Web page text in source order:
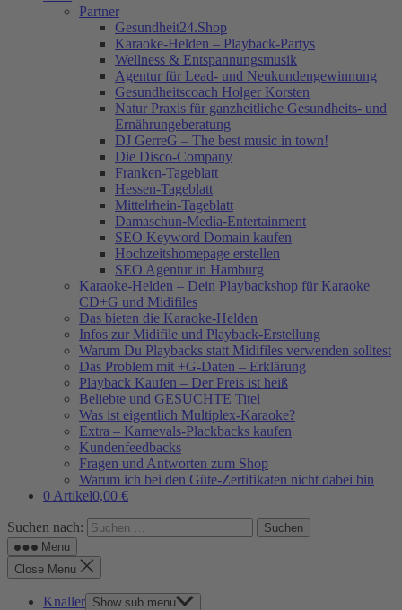
Partner
Gesundheit24.Shop
Karaoke-Helden – Playback-Partys
Wellness & Entspannungsmusik
Agentur für Lead- und Neukundengewinnung
Gesundheitscoach Holger Korsten
Natur Praxis für ganzheitliche Gesundheits- und
Ernährungeberatung
DJ GerreG – The best music in town!
Die Disco-Company
Franken-Tageblatt
Hessen-Tageblatt
Mittelrhein-Tageblatt
Damaschun-Media-Entertainment
SEO Keyword Domain kaufen
Hochzeitshomepage erstellen
SEO Agentur in Hamburg
Karaoke-Helden – Dein Playbackshop für Karaoke
CD+G und Midifiles
Das bieten die Karaoke-Helden
Infos zur Midifile und Playback-Erstellung
Warum Du Playbacks statt Midifiles verwenden solltest
Das Problem mit +G-Daten – Erklärung
Playback Kaufen – Der Preis ist heiß
Beliebte und GESUCHTE Titel
Was ist eigentlich Multiplex-Karaoke?
Extra – Karnevals-Plackbacks kaufen
Kundenfeedbacks
Fragen und Antworten zum Shop
Warum ich bei den Güte-Zertifikaten nicht dabei bin
0 Artikel0,00 €
Suchen nach:
Menu
Close Menu
Knaller Show sub menu